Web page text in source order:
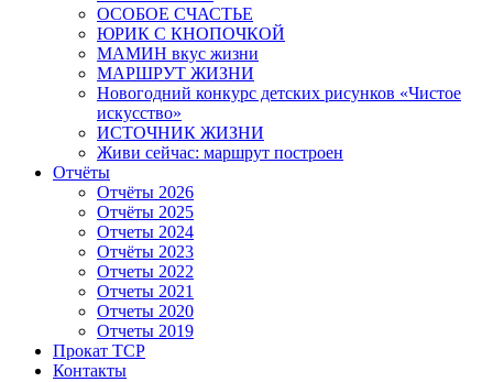
ОСОБОЕ СЧАСТЬЕ
ЮРИК С КНОПОЧКОЙ
МАМИН вкус жизни
МАРШРУТ ЖИЗНИ
Новогодний конкурс детских рисунков «Чистое
искусство»
ИСТОЧНИК ЖИЗНИ
Живи сейчас: маршрут построен
Отчёты
Отчёты 2026
Отчёты 2025
Отчеты 2024
Отчёты 2023
Отчеты 2022
Отчеты 2021
Отчеты 2020
Отчеты 2019
Прокат ТСР
Контакты